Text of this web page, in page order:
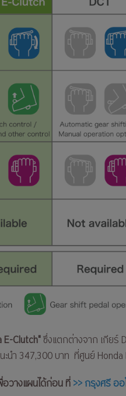
E-Clutch"ซึ่งแตกต่างจาก เกียร์
ะนำ 347,300 บาท ที่ศูนย์
อวางแผนได้ก่อน ที่>> กรุงศรี อ